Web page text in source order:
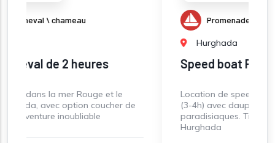
et le
coucher de
Promenades en Mer
Speed boat Pack
Location de speed boat privé ou semi-privé
(3-4h) avec dauphins, snorkeling, et îles
paradisiaques. Transfert inclus depuis